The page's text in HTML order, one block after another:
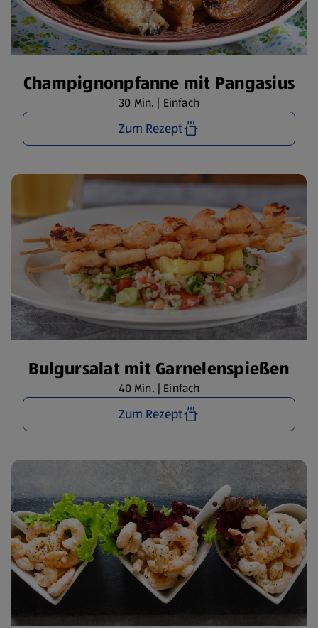
Champignonpfanne mit Pangasius
30 Min. | Einfach
Zum Rezept
Bulgursalat mit Garnelenspießen
40 Min. | Einfach
Zum Rezept